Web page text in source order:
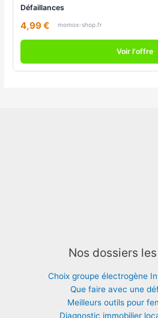
Défaillances
4,99 € momox-shop.fr
Voir l'offre
Nos dossiers
Choix groupe électrogène
Que faire avec une
Meilleurs outils pour
Diagnostic immobilier